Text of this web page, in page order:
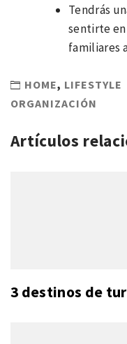
Tendrás
sentirte
familiares
HOME, LIFESTYLE
ORGANIZACIÓN
Artículos
3 destinos de